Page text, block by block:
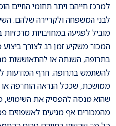
למרכז חייהם ויתר תחומי החיים
לבני המשפחה ולקריירה שלהם.
מוביל לפגיעה במחויבויות
המכור משקיע זמן רב לצורך ביצוע
בתרופה, השגתה או להתאוששות
להשתמש בתרופה, חרף המודעות
ממושכת, שככל הנראה הוחרפה
שהוא מנסה להפסיק את השימוש,
מהמכורים אף מגיעים לאשפוזים